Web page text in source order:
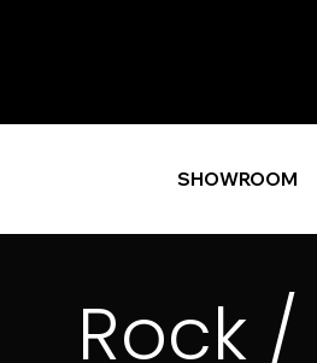
SHOWROOM
Rock